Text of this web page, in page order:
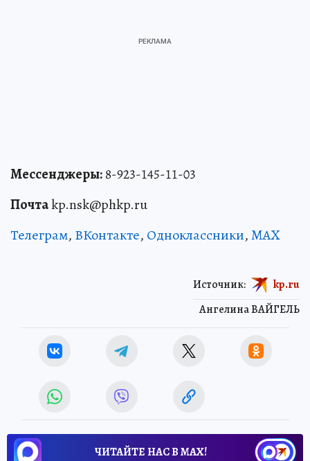
Мессенджеры:8-923-145-11-03
Почтаkp.nsk@phkp.ru
Телеграм, ВКонтакте, Одноклассники,MAX
Ангелина ВАЙГЕЛЬ
Источник: kp.ru
ЧИТАЙТЕ НАС В МАХ!